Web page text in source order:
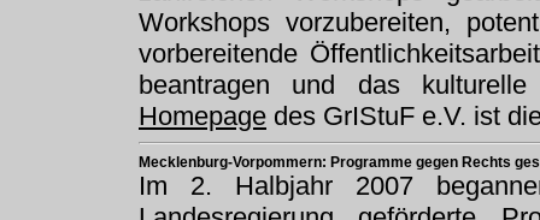
Workshops vorzubereiten,
vorbereitende
beantragen und das
Homepage des GrIStuF e.V. ist
Mecklenburg-Vorpommern: Programme gegen Rechts
Im 2. Halbjahr 2007